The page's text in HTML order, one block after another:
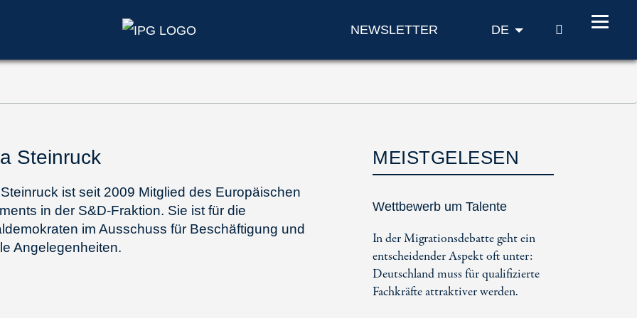
NEWSLETTER DE SUCHE
Steinruck
ist seit 2009 Mitglied des Europäischen
in der S&D-Fraktion. Sie ist für die
im Ausschuss für Beschäftigung und
Angelegenheiten.
MEISTGELESEN
Wettbewerb um Talente
In der Migrationsdebatte geht ein
entscheidender Aspekt oft unter:
Deutschland muss für qualifizierte
Fachkräfte attraktiver werden.